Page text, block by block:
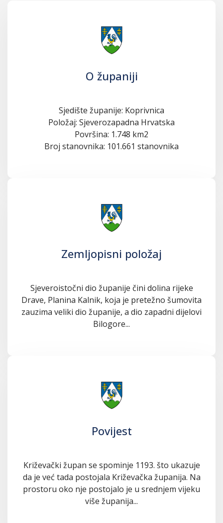
O županiji
Sjedište županije: Koprivnica
Položaj: Sjeverozapadna Hrvatska
Površina: 1.748 km2
Broj stanovnika: 101.661 stanovnika
Zemljopisni položaj
Sjeveroistočni dio županije čini dolina rijeke
Drave, Planina Kalnik, koja je pretežno šumovita
zauzima veliki dio županije, a dio zapadni dijelovi
Bilogore...
Povijest
Križevački župan se spominje 1193. što ukazuje
da je već tada postojala Križevačka županija. Na
prostoru oko nje postojalo je u srednjem vijeku
više županija...